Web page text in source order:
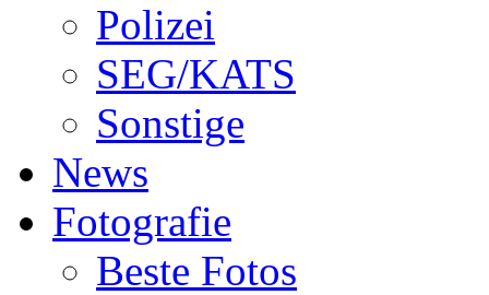
Polizei
SEG/KATS
Sonstige
News
Fotografie
Beste Fotos